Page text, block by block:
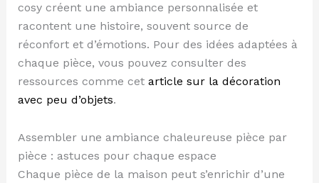
cosy créent une ambiance personnalisée et
racontent une histoire, souvent source de
réconfort et d’émotions. Pour des idées adaptées à
chaque pièce, vous pouvez consulter des
ressources comme cet article sur la décoration
avec peu d’objets.
Assembler une ambiance chaleureuse pièce par
pièce : astuces pour chaque espace
Chaque pièce de la maison peut s’enrichir d’une